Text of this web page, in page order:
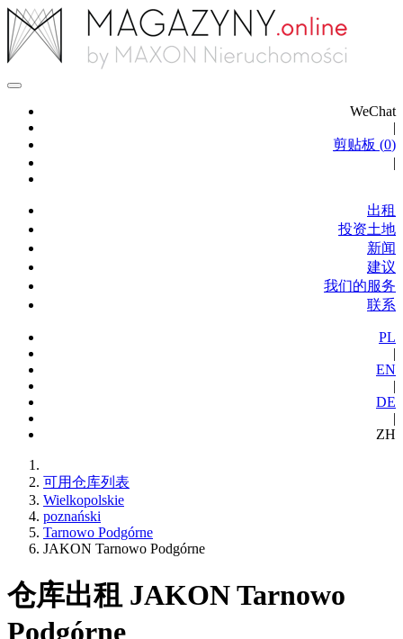
WeChat
|
剪贴板 (0)
|
出租
投资土地
新闻
建议
我们的服务
联系
PL
|
EN
|
DE
|
ZH
可用仓库列表
Wielkopolskie
poznański
Tarnowo Podgórne
JAKON Tarnowo Podgórne
仓库出租 JAKON Tarnowo
Podgórne